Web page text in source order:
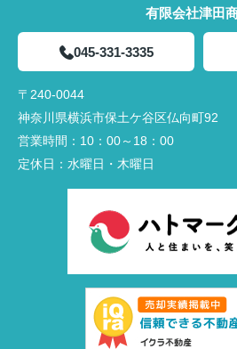
有限会社津田
045-331-3335
〒240-0044
神奈川県横浜市保土ケ谷区仏向町92
営業時間： 10：00～18：00
定休日： 水曜日・木曜日